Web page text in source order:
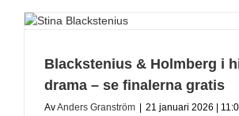
Blackstenius & Holmberg i
drama – se finalerna gratis
AvAnders Granström 21 januari 2026 |